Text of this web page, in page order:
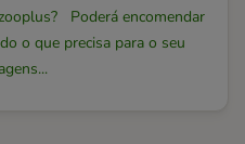
Poderá encomendar
o que precisa para o seu